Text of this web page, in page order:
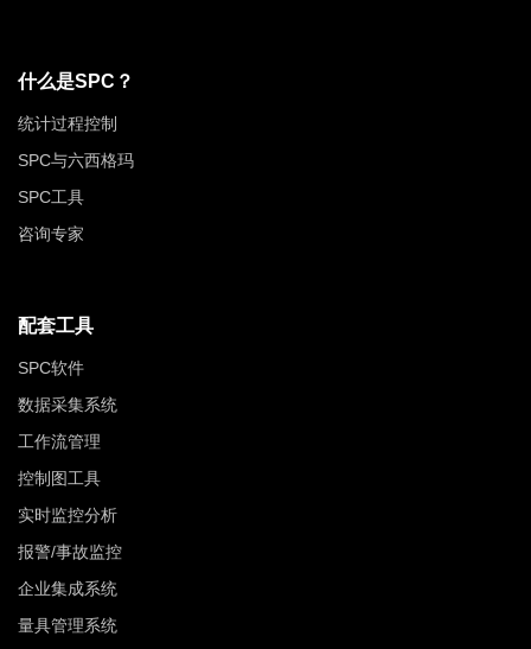
什么是SPC？
统计过程控制
SPC与六西格玛
SPC工具
咨询专家
配套工具
SPC软件
数据采集系统
工作流管理
控制图工具
实时监控分析
报警/事故监控
企业集成系统
量具管理系统